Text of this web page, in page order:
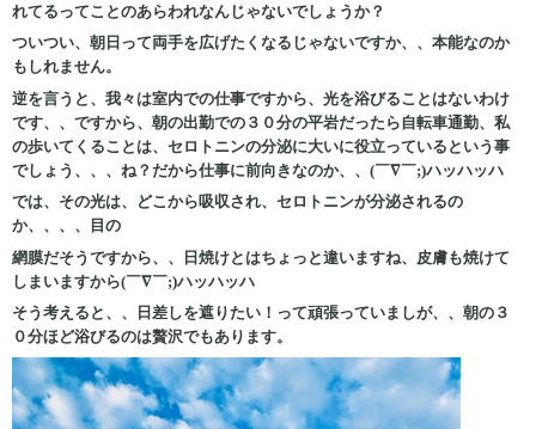
れてるってことのあらわれなんじゃないでしょうか？
ついつい、朝日って両手を広げたくなるじゃないですか、、本能なのか
もしれません。
逆を言うと、我々は室内での仕事ですから、光を浴びることはないわけ
です、、ですから、朝の出勤での３０分の平岩だったら自転車通勤、私
の歩いてくることは、セロトニンの分泌に大いに役立っているという事
でしょう、、、ね？だから仕事に前向きなのか、、(￣∇￣;)ハッハッハ
では、その光は、どこから吸収され、セロトニンが分泌されるの
か、、、、目の
網膜だそうですから、、日焼けとはちょっと違いますね、皮膚も焼けて
しまいますから(￣∇￣;)ハッハッハ
そう考えると、、日差しを遮りたい！って頑張っていましが、、朝の３
０分ほど浴びるのは贅沢でもあります。